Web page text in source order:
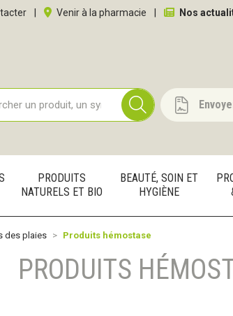
Venir à la pharmacie Nos
PRODUITS
NATURELS ET BIO
BEAUTÉ, SOIN ET
HYGIÈNE
des plaies Produits hémostase
PRODUITS